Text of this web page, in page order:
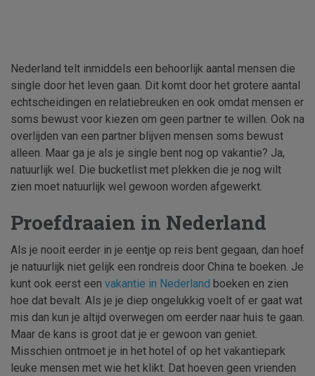
Nederland telt inmiddels een behoorlijk aantal mensen die
single door het leven gaan. Dit komt door het grotere aantal
echtscheidingen en relatiebreuken en ook omdat mensen er
soms bewust voor kiezen om geen partner te willen. Ook na
overlijden van een partner blijven mensen soms bewust
alleen. Maar ga je als je single bent nog op vakantie? Ja,
natuurlijk wel. Die bucketlist met plekken die je nog wilt
zien moet natuurlijk wel gewoon worden afgewerkt.
Proefdraaien in Nederland
Als je nooit eerder in je eentje op reis bent gegaan, dan hoef
je natuurlijk niet gelijk een rondreis door China te boeken. Je
kunt ook eerst een vakantie in Nederland boeken en zien
hoe dat bevalt. Als je je diep ongelukkig voelt of er gaat wat
mis dan kun je altijd overwegen om eerder naar huis te gaan.
Maar de kans is groot dat je er gewoon van geniet.
Misschien ontmoet je in het hotel of op het vakantiepark
leuke mensen met wie het klikt. Dat hoeven geen vrienden